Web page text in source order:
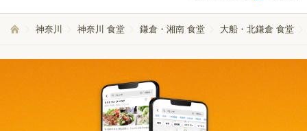
神奈川 神奈川 食堂 鎌倉・湘南 食堂 大船・北鎌倉 食堂